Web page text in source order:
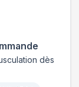
dès